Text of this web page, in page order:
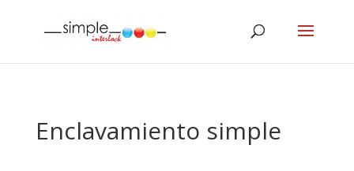
Enclavamiento simple